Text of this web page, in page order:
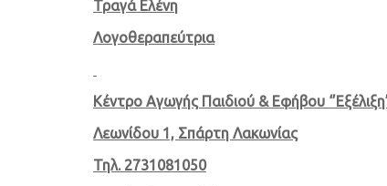
Τραγά Ελένη
Λογοθεραπεύτρια
Κέντρο Αγωγής Παιδιού & Εφήβου
Λεωνίδου 1, Σπάρτη Λακωνίας
Τηλ. 2731081050